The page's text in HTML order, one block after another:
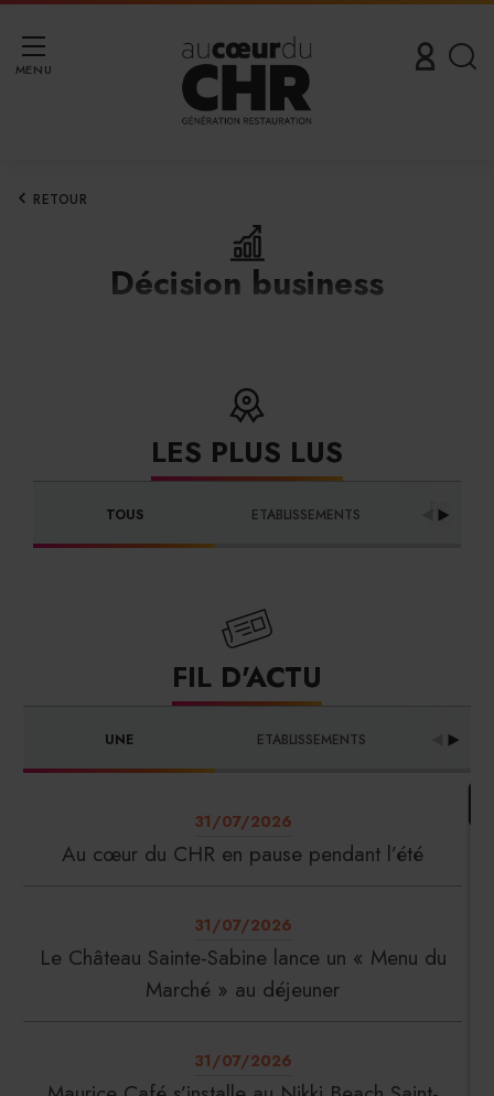
MENU
RETOUR
Décision business
LES PLUS LUS
TOUS ETABLISSEMENTS
FIL D'ACTU
UNE ETABLISSEMENTS
31/07/2026
Au cœur du CHR en pause pendant l’été
31/07/2026
Le Château Sainte-Sabine lance un « Menu du
Marché » au déjeuner
31/07/2026